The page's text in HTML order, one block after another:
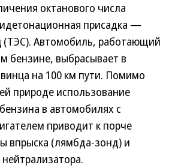
октанового числа
присадка —
(ТЭС). Автомобиль, работающий
бензине, выбрасывает в
на 100 км пути. Помимо
природе использование
в автомобилях с
приводит к порче
впрыска (лямбда-зонд) и